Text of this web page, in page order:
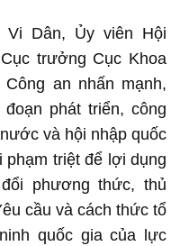
Vi Dân, Ủy viên Hội
trưởng Cục Khoa
an nhấn mạnh,
phát triển, công
và hội nhập quốc
phạm triệt để lợi dụng
phương thức, thủ
cầu và cách thức tổ
quốc gia của lực